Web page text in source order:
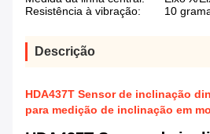
Resistência à vibração:
10
Descrição
HDA437T Sensor de inclinação
para medição de inclinação em